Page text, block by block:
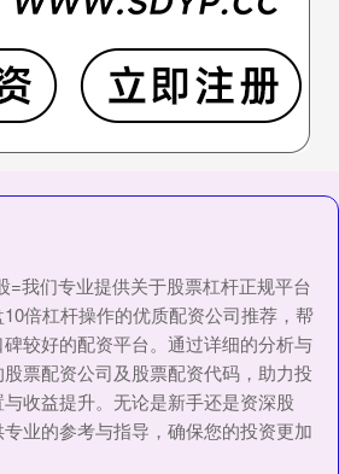
=我们专业提供关于股票杠杆正规平台
倍杠杆操作的优质配资公司推荐，帮
较好的配资平台。通过详细的分析与
票配资公司及股票配资代码，助力投
收益提升。无论是新手还是资深股
业的参考与指导，确保您的投资更加